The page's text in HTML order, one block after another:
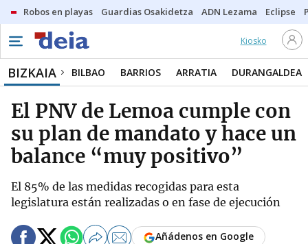
Robos en playas Guardias Osakidetza ADN Lezama Eclipse
Kiosko
BIZKAIA BILBAO BARRIOS ARRATIA DURANGALDEA
El PNV de Lemoa cumple con
su plan de mandato y hace un
balance “muy positivo”
El 85% de las medidas recogidas para esta
legislatura están realizadas o en fase de ejecución
Añádenos en Google